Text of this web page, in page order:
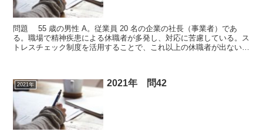
問題 55 歳の男性 A。従業員 20 名の企業の社長（事業者）であ
る。職場で精神疾患による休職者が多発し、対応に苦慮している。ス
トレスチェック制度を活用することで、これ以上の休職者が出ないよ
2021年 2021年 問42